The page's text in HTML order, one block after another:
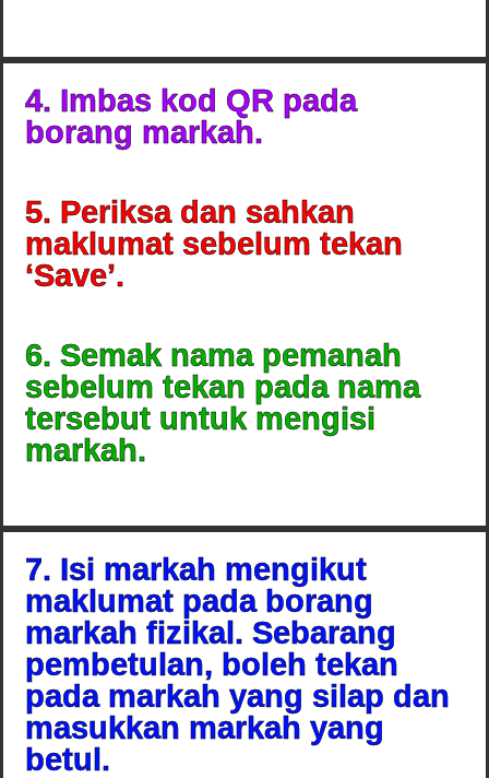
4. Imbas kod QR pada
borang markah.
5. Periksa dan sahkan
maklumat sebelum tekan
‘Save’.
6. Semak nama pemanah
sebelum tekan pada nama
tersebut untuk mengisi
markah.
7. Isi markah mengikut
maklumat pada borang
markah fizikal. Sebarang
pembetulan, boleh tekan
pada markah yang silap dan
masukkan markah yang
betul.